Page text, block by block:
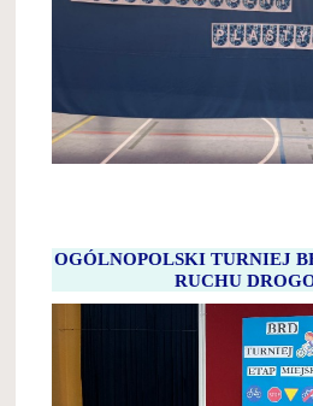
OGÓLNOPOLSKI TURNIEJ
RUCHU